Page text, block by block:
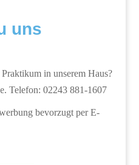
uns
in unserem Haus?
Telefon: 02243 881-1607
bevorzugt per E-